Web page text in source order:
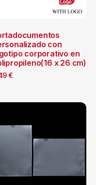
con
corporativo en
x 26 cm)
€